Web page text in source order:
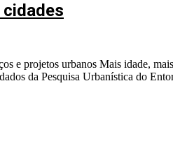
e projetos urbanos Mais idade,
da Pesquisa Urbanística do